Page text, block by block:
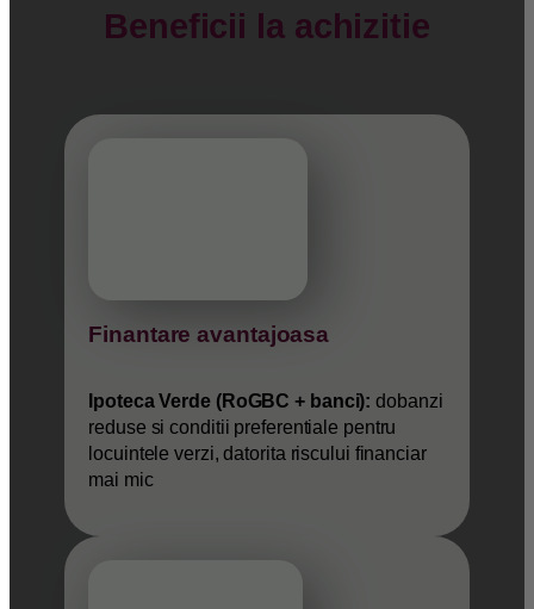
Beneficii la achizitie
Finantare avantajoasa
Ipoteca Verde (RoGBC + banci): dobanzi
reduse si conditii preferentiale pentru
locuintele verzi, datorita riscului financiar
mai mic